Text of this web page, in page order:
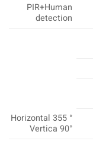
PIR+Human
detection
Horizontal 355 °
Vertica 90°